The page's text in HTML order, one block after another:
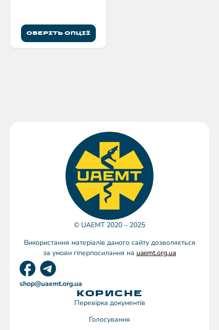
ОБЕРІТЬ ОПЦІЇ
© UAEMT 2020 – 2025
Використання матеріалів даного сайту дозволяється
за умови гіперпосилання на uaemt.org.ua
shop@uaemt.org.ua
КОРИСНЕ
Перевірка документів
Голосування